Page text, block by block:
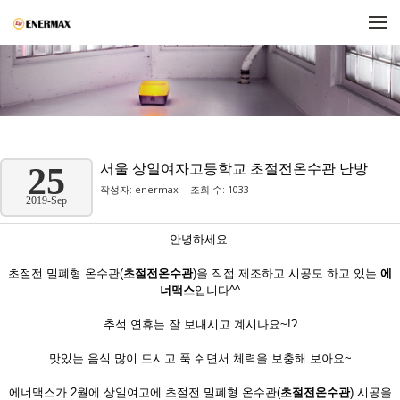
25
2019-Sep
서울 상일여자고등학교 초절전온수관 난방
작성자: enermax 조회 수: 1033
안녕하세요.
초절전 밀폐형 온수관(초절전온수관)을 직접 제조하고 시공도 하고 있는 에
너맥스입니다^^
추석 연휴는 잘 보내시고 계시나요~!?
맛있는 음식 많이 드시고 푹 쉬면서 체력을 보충해 보아요~
에너맥스가 2월에 상일여고에 초절전 밀폐형 온수관(초절전온수관) 시공을